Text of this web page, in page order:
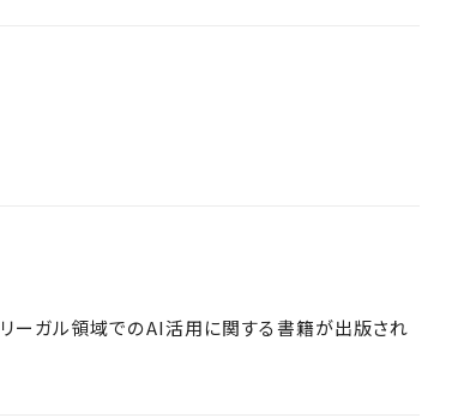
ガル領域でのAI活用に関する書籍が出版され